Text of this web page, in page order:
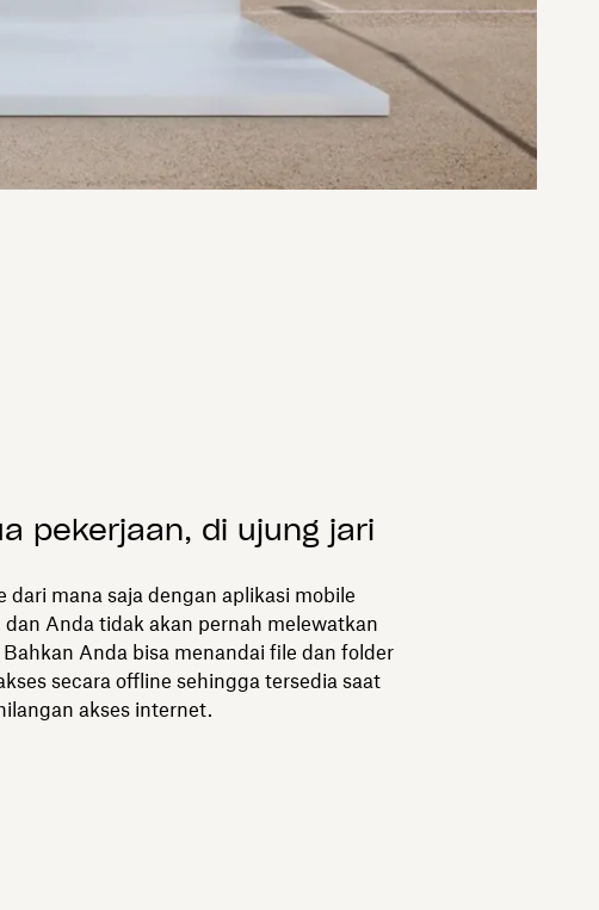
pekerjaan, di ujung jari
dari mana saja dengan aplikasi mobile
dan Anda tidak akan pernah melewatkan
Anda bisa menandai file dan folder
secara offline sehingga tersedia saat
akses internet.